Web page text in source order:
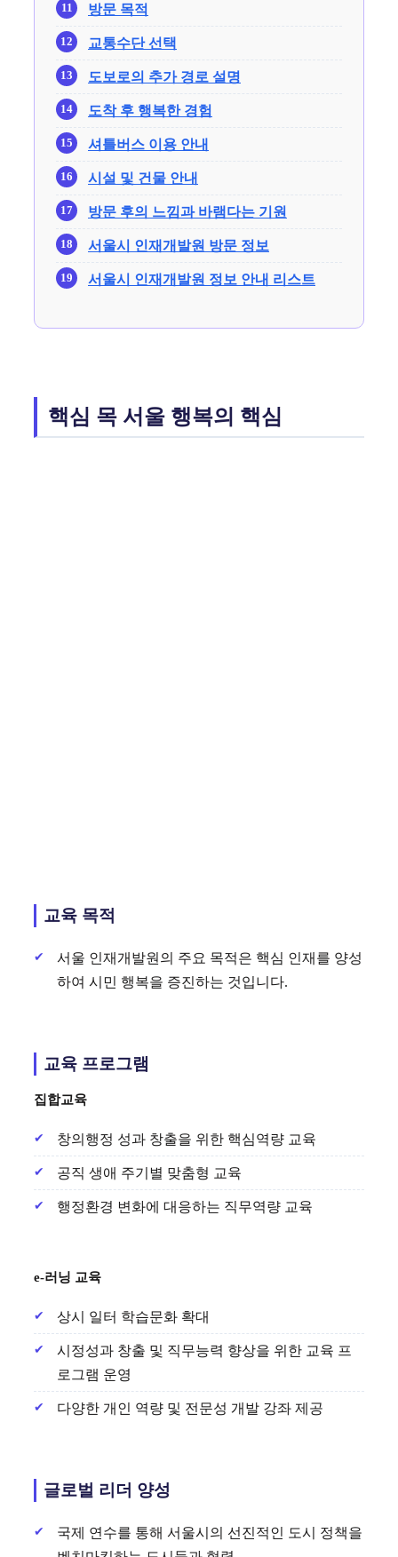
방문 목적
교통수단 선택
도보로의 추가 경로 설명
도착 후 행복한 경험
셔틀버스 이용 안내
시설 및 건물 안내
방문 후의 느낌과 바램다는 기원
서울시 인재개발원 방문 정보
서울시 인재개발원 정보 안내 리스트
핵심 목 서울 행복의 핵심
교육 목적
서울 인재개발원의 주요 목적은 핵심 인재를 양성
하여 시민 행복을 증진하는 것입니다.
교육 프로그램
집합교육
창의행정 성과 창출을 위한 핵심역량 교육
공직 생애 주기별 맞춤형 교육
행정환경 변화에 대응하는 직무역량 교육
e-러닝 교육
상시 일터 학습문화 확대
시정성과 창출 및 직무능력 향상을 위한 교육 프
로그램 운영
다양한 개인 역량 및 전문성 개발 강좌 제공
글로벌 리더 양성
국제 연수를 통해 서울시의 선진적인 도시 정책을